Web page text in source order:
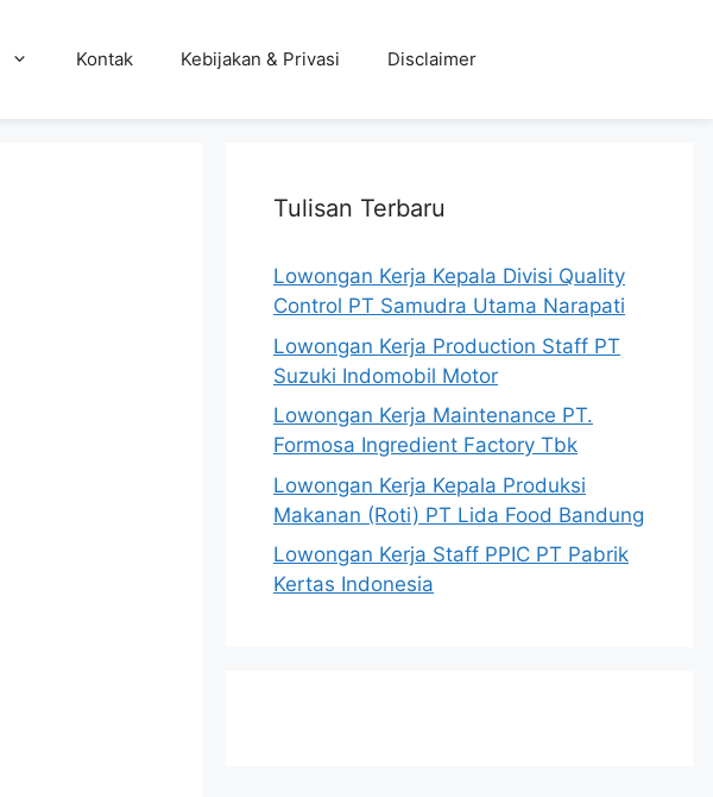
Kontak Kebijakan & Privasi Disclaimer
Tulisan Terbaru
Lowongan Kerja Kepala Divisi Quality
Control PT Samudra Utama Narapati
Lowongan Kerja Production Staff PT
Suzuki Indomobil Motor
Lowongan Kerja Maintenance PT.
Formosa Ingredient Factory Tbk
Lowongan Kerja Kepala Produksi
Makanan (Roti) PT Lida Food Bandung
Lowongan Kerja Staff PPIC PT Pabrik
Kertas Indonesia